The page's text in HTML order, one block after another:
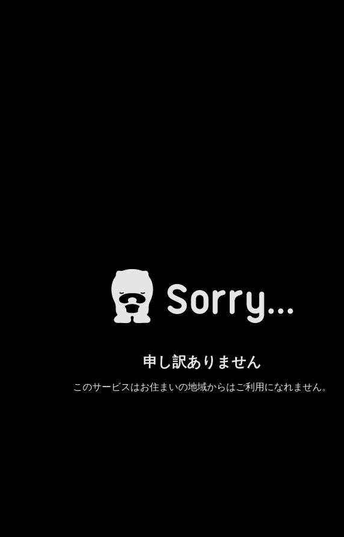
申し訳ありません
このサービスはお住まいの地域からはご利用になれません。